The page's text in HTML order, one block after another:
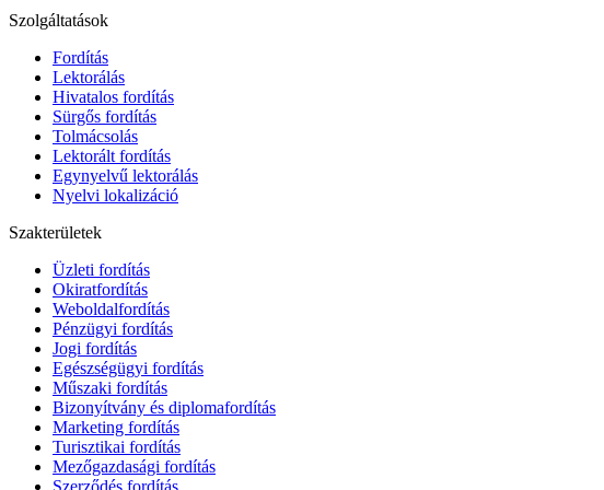
Szolgáltatások
Fordítás
Lektorálás
Hivatalos fordítás
Sürgős fordítás
Tolmácsolás
Lektorált fordítás
Egynyelvű lektorálás
Nyelvi lokalizáció
Szakterületek
Üzleti fordítás
Okiratfordítás
Weboldalfordítás
Pénzügyi fordítás
Jogi fordítás
Egészségügyi fordítás
Műszaki fordítás
Bizonyítvány és diplomafordítás
Marketing fordítás
Turisztikai fordítás
Mezőgazdasági fordítás
Szerződés fordítás